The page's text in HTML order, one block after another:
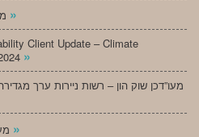
»
Client Update – Climate
»
מעו”דכן שוק הון – רשות ניירות ערך
»